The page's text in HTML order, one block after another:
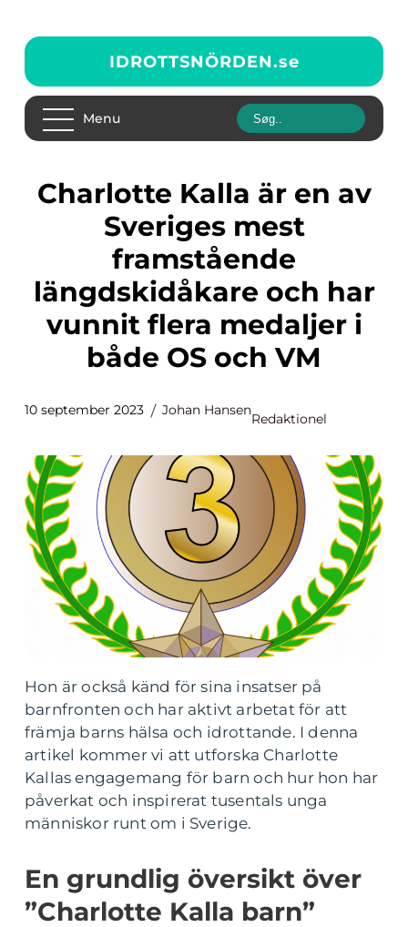
IDROTTSNÖRDEN.se
Menu
Charlotte Kalla är en av
Sveriges mest
framstående
längdskidåkare och har
vunnit flera medaljer i
både OS och VM
10 september 2023 Johan Hansen
Redaktionel
Hon är också känd för sina insatser på
barnfronten och har aktivt arbetat för att
främja barns hälsa och idrottande. I denna
artikel kommer vi att utforska Charlotte
Kallas engagemang för barn och hur hon har
påverkat och inspirerat tusentals unga
människor runt om i Sverige.
En grundlig översikt över
”Charlotte Kalla barn”